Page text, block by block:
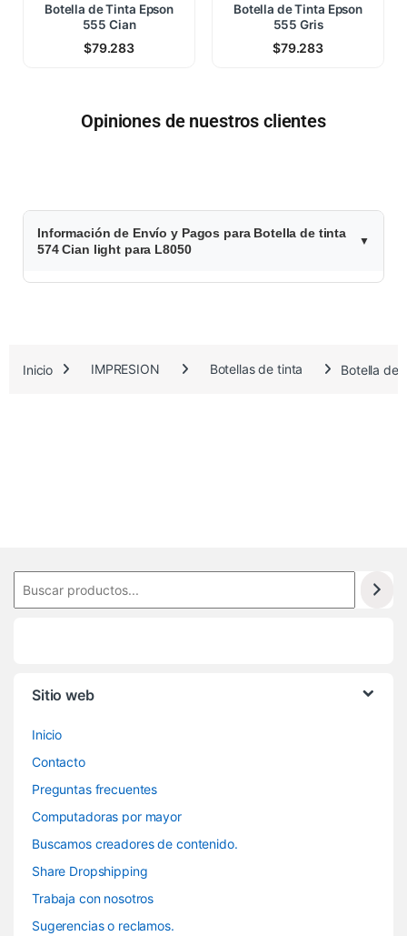
Botella de Tinta Epson
555 Cian
$79.283
Botella de Tinta Epson
555 Gris
$79.283
Opiniones de nuestros clientes
$
4
0
9
Información de Envío y Pagos para Botella de tinta
574 Cian light para L8050
Inicio IMPRESION Botellas de tinta Botella de
Sitio web
Inicio
Contacto
Preguntas frecuentes
Computadoras por mayor
Buscamos creadores de contenido.
Share Dropshipping
Trabaja con nosotros
Sugerencias o reclamos.